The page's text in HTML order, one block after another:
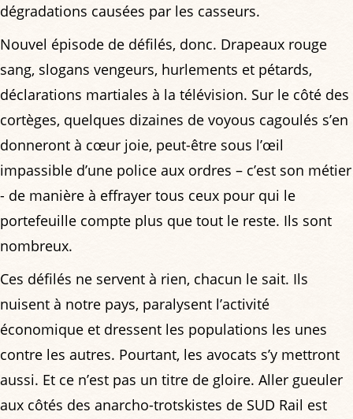
dégradations causées par les casseurs.
Nouvel épisode de défilés, donc. Drapeaux rouge
sang, slogans vengeurs, hurlements et pétards,
déclarations martiales à la télévision. Sur le côté des
cortèges, quelques dizaines de voyous cagoulés s’en
donneront à cœur joie, peut-être sous l’œil
impassible d’une police aux ordres – c’est son métier
- de manière à effrayer tous ceux pour qui le
portefeuille compte plus que tout le reste. Ils sont
nombreux.
Ces défilés ne servent à rien, chacun le sait. Ils
nuisent à notre pays, paralysent l’activité
économique et dressent les populations les unes
contre les autres. Pourtant, les avocats s’y mettront
aussi. Et ce n’est pas un titre de gloire. Aller gueuler
aux côtés des anarcho-trotskistes de SUD Rail est